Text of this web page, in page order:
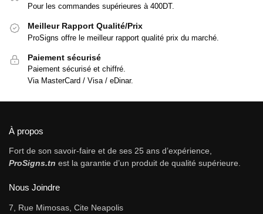
Pour les commandes supérieures à 400DT.
Meilleur Rapport Qualité/Prix
ProSigns offre le meilleur rapport qualité prix du marché.
Paiement sécurisé
Paiement sécurisé et chiffré.
Via MasterCard / Visa / eDinar.
À propos
Fort de son savoir-faire et de ses 25 ans d’expérience,
ProSigns.tn est la garantie d’un produit de qualité supérieure.
Nous Joindre
7, Rue Mimosas, Cite Neapolis